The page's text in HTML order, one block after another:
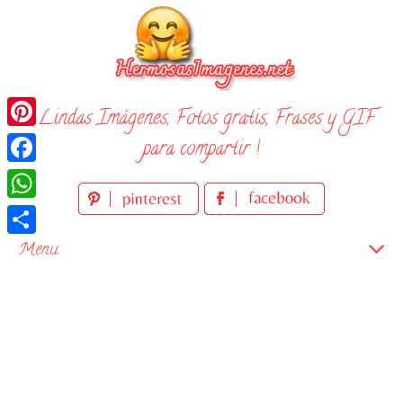
¡ Lindas Imágenes, Fotos gratis, Frases y GIF
para compartir !
Menu
Pinterest
Facebook
WhatsApp
Compartir